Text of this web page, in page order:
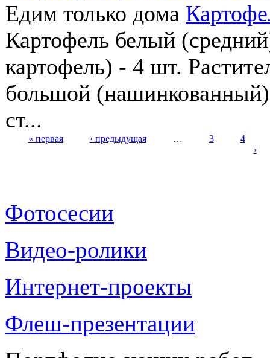
Едим только дома
Картофель белый
картофель) - 4 шт.
большой
ст...
« первая ‹ предыдущая … 3
4
›
Фотосесии
Видео-ролики
Интернет-проекты
Флеш-презентации